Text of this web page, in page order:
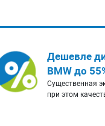
Дешевле
BMW до
Существенная
при этом